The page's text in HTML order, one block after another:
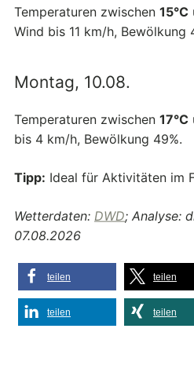
Temperaturen zwischen 15°C
Wind bis 11 km/h, Bewölkung
Montag, 10.08.
Temperaturen zwischen 17°C
bis 4 km/h, Bewölkung 49%.
Tipp: Ideal für Aktivitäten im
Wetterdaten: DWD; Analyse:
07.08.2026
teilen teilen
teilen teilen